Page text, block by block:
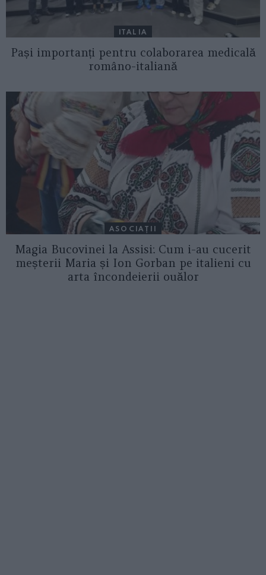
ITALIA
Pași importanți pentru colaborarea medicală
româno-italiană
ASOCIAŢII
Magia Bucovinei la Assisi: Cum i-au cucerit
meșterii Maria și Ion Gorban pe italieni cu
arta încondeierii ouălor